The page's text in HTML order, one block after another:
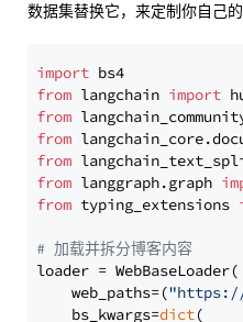
数据集替换它，来定制你自己的
import
from langchain import
from
from
from
from langgraph.graph
from typing_extensions
# 加载并拆分博客内容
loader = WebBaseLoader(
    web_paths=(
"https://
    bs_kwargs=
dict(